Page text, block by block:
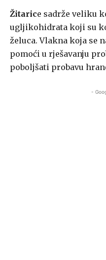
Žitarice sadrže veliku
ugljikohidrata koji su
želuca. Vlakna koja se
pomoći u rješavanju
poboljšati probavu
-